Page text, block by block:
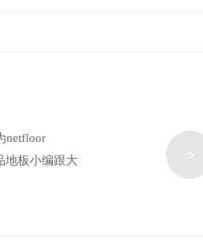
netfloor
地板小编跟大
>